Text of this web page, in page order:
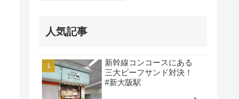
人気記事
新幹線コンコースにある
三大ビーフサンド対決！
#新大阪駅